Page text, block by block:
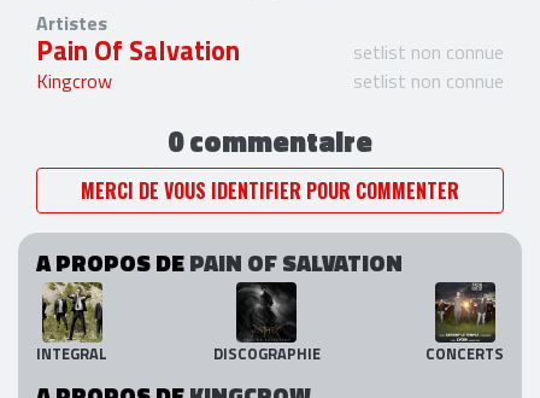
Artistes
Pain Of Salvation
setlist non connue
Kingcrow
setlist non connue
0 commentaire
MERCI DE VOUS IDENTIFIER POUR COMMENTER
A PROPOS DEPAIN OF SALVATION
INTEGRAL DISCOGRAPHIE CONCERTS